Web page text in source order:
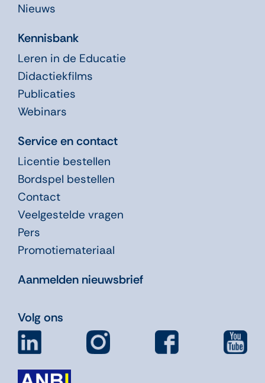
Nieuws
Kennisbank
Leren in de Educatie
Didactiekfilms
Publicaties
Webinars
Service en contact
Licentie bestellen
Bordspel bestellen
Contact
Veelgestelde vragen
Pers
Promotiemateriaal
Aanmelden nieuwsbrief
Volg ons